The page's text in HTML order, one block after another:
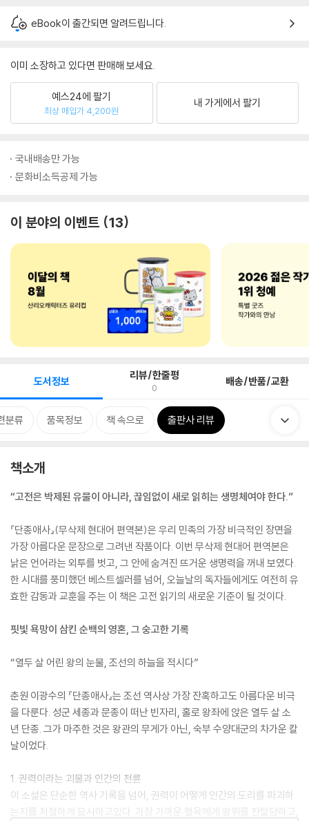
eBook이 출간되면 알려드립니다.
이미 소장하고 있다면 판매해 보세요.
예스24에 팔기
최상 매입가 4,200원
내 가게에서 팔기
국내배송만 가능
문화비소득공제 가능
이 분야의 이벤트 13
도서정보 리뷰/한줄평
0 배송/반품/교환
분류 품목정보 책 속으로 출판사 리뷰
책소개
“고전은 박제된 유물이 아니라, 끊임없이 새로 읽히는 생명체여야 한다.”
『단종애사』(무삭제 현대어 편역본)은 우리 민족의 가장 비극적인 장면을
가장 아름다운 문장으로 그려낸 작품이다. 이번 무삭제 현대어 편역본은
낡은 언어라는 외투를 벗고, 그 안에 숨겨진 뜨거운 생명력을 꺼내 보였다.
한 시대를 풍미했던 베스트셀러를 넘어, 오늘날의 독자들에게도 여전히 유
효한 감동과 교훈을 주는 이 책은 고전 읽기의 새로운 기준이 될 것이다.
핏빛 욕망이 삼킨 순백의 영혼, 그 숭고한 기록
“열두 살 어린 왕의 눈물, 조선의 하늘을 적시다”
춘원 이광수의 『단종애사』는 조선 역사상 가장 잔혹하고도 아름다운 비극
을 다룬다. 성군 세종과 문종이 떠난 빈자리, 홀로 왕좌에 앉은 열두 살 소
년 단종. 그가 마주한 것은 왕관의 무게가 아닌, 숙부 수양대군의 차가운 칼
날이었다.
1. 권력이라는 괴물과 인간의 천륜
이 소설은 단순한 역사 기록을 넘어, 권력이 어떻게 인간의 도리를 파괴하
는지를 처절하게 묘사하고있다. 가장 가까운 혈육에게 왕위를 찬탈당하고,